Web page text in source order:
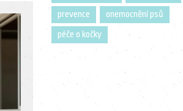
prevence
onemocnění psů
péče o kočky